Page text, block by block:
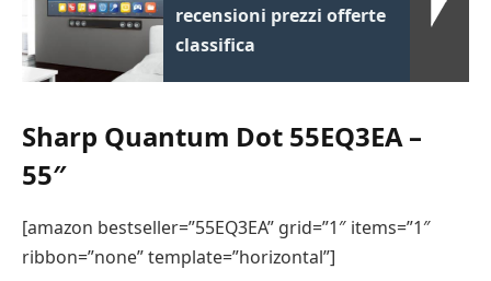
recensioni prezzi offerte
classifica
Sharp Quantum Dot 55EQ3EA –
55″
[amazon bestseller=”55EQ3EA” grid=”1″ items=”1″
ribbon=”none” template=”horizontal”]